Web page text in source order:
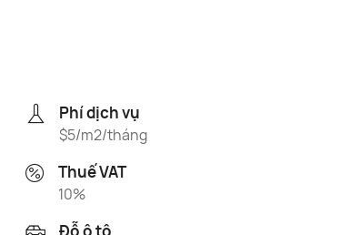
Phí dịch vụ
$5/m2/tháng
Thuế VAT
10%